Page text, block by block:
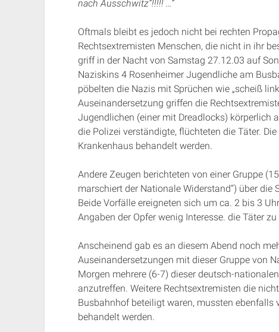
nach Ausschwitz“!!!!! …“
Oftmals bleibt es jedoch nicht bei rechten
Rechtsextremisten Menschen, die nicht in ihr
griff in der Nacht von Samstag 27.12.03 auf
Naziskins 4 Rosenheimer Jugendliche am
pöbelten die Nazis mit Sprüchen wie „scheiß
Auseinandersetzung griffen die
Jugendlichen (einer mit Dreadlocks) körperlich
die Polizei verständigte, flüchteten die Täter.
Krankenhaus behandelt werden.
Andere Zeugen berichteten von einer Gruppe
marschiert der Nationale Widerstand“) über
Beide Vorfälle ereigneten sich um ca. 2 bis 3
Angaben der Opfer wenig Interesse. die Täter
Anscheinend gab es an diesem Abend noch
Auseinandersetzungen mit dieser Gruppe von
Morgen mehrere (6-7) dieser deutsch-
anzutreffen. Weitere Rechtsextremisten die
Busbahnhof beteiligt waren, mussten ebenfalls
behandelt werden.